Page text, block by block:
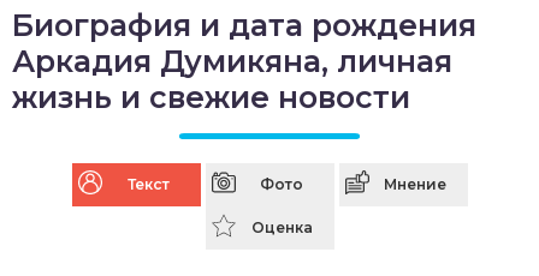
Биография и дата рождения
Аркадия Думикяна, личная
жизнь и свежие новости
Текст Фото Мнение
Оценка